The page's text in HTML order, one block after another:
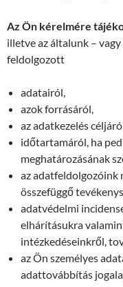
Az Ön kérelmére
illetve az általunk –
feldolgozott
adatairól,
azok forrásáról,
az adatkezelés
időtartamáról, ha
meghatározásának
az adatfeldolgozóink
összefüggő
adatvédelmi
elhárításukra
intézkedéseinkről,
az Ön személyes
adattovábbítás